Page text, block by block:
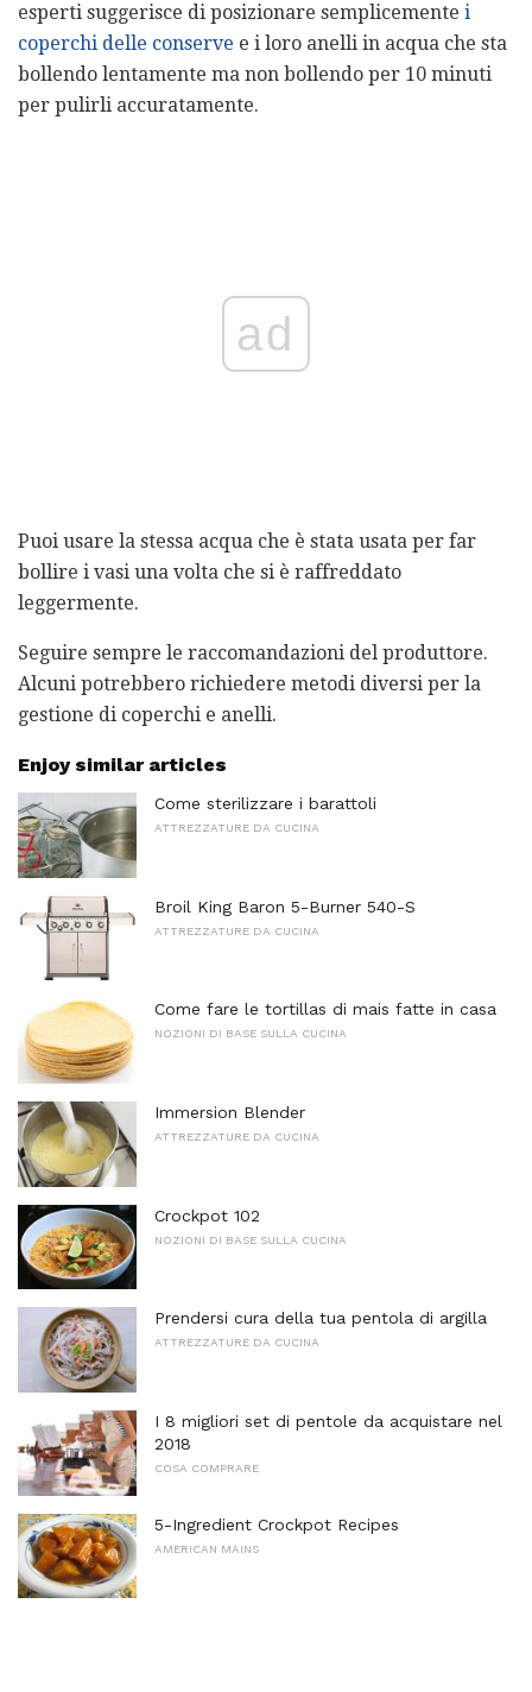
esperti suggerisce di posizionare semplicemente i
coperchi delle conserve e i loro anelli in acqua che sta
bollendo lentamente ma non bollendo per 10 minuti
per pulirli accuratamente.
ad
Puoi usare la stessa acqua che è stata usata per far
bollire i vasi una volta che si è raffreddato
leggermente.
Seguire sempre le raccomandazioni del produttore.
Alcuni potrebbero richiedere metodi diversi per la
gestione di coperchi e anelli.
Enjoy similar articles
Come sterilizzare i barattoli
ATTREZZATURE DA CUCINA
Broil King Baron 5-Burner 540-S
ATTREZZATURE DA CUCINA
Come fare le tortillas di mais fatte in casa
NOZIONI DI BASE SULLA CUCINA
Immersion Blender
ATTREZZATURE DA CUCINA
Crockpot 102
NOZIONI DI BASE SULLA CUCINA
Prendersi cura della tua pentola di argilla
ATTREZZATURE DA CUCINA
I 8 migliori set di pentole da acquistare nel
2018
COSA COMPRARE
5-Ingredient Crockpot Recipes
AMERICAN MAINS